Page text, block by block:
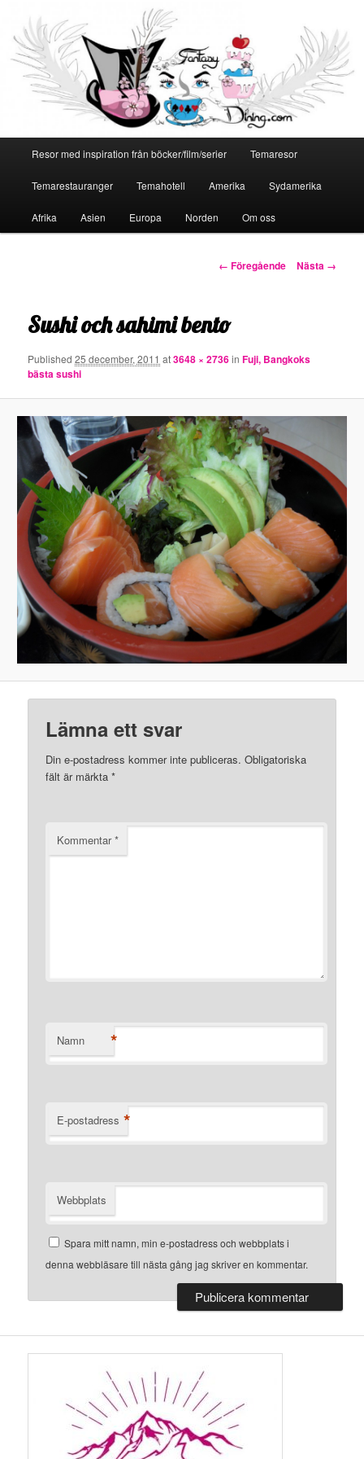
Hoppa
till
primärt
Resor med inspiration från böcker/film/serier Temaresor
Temarestauranger Temahotell Amerika Sydamerika
Afrika Asien Europa Norden Om oss
Bildnavigering
← Föregående Nästa →
Sushi och sahimi bento
Published25 december, 2011 at3648 × 2736inFuji, Bangkoks
bästa sushi
Lämna ett svar
Din e-postadress kommer inte publiceras. Obligatoriska
fält är märkta*
Kommentar*
Namn *
E-postadress *
Webbplats
Spara mitt namn, min e-postadress och webbplats i
denna webbläsare till nästa gång jag skriver en kommentar.